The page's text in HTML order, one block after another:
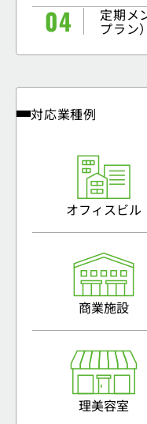
定期メ
プラン）
対応業種例
オフィスビル
商業施設
理美容室